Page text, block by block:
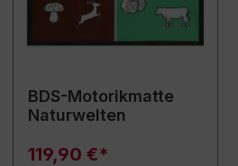
BDS-Motorikmatte
Naturwelten
119,90 €*